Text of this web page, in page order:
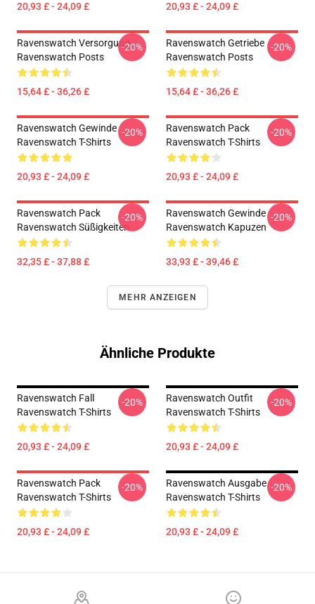
20,93 £ - 24,09 £ 20,93 £ - 24,09 £
Ravenswatch Versorgung
Ravenswatch Posts
15,64 £ - 36,26 £
-20%
Ravenswatch Getriebe
Ravenswatch Posts
15,64 £ - 36,26 £
-20%
Ravenswatch Gewinde
Ravenswatch T-Shirts
20,93 £ - 24,09 £
-20%
Ravenswatch Pack
Ravenswatch T-Shirts
20,93 £ - 24,09 £
-20%
Ravenswatch Pack
Ravenswatch Süßigkeiten
32,35 £ - 37,88 £
-20%
Ravenswatch Gewinde
Ravenswatch Kapuzen
33,93 £ - 39,46 £
-20%
MEHR ANZEIGEN
Ähnliche Produkte
Ravenswatch Fall
Ravenswatch T-Shirts
20,93 £ - 24,09 £
-20%
Ravenswatch Outfit
Ravenswatch T-Shirts
20,93 £ - 24,09 £
-20%
Ravenswatch Pack
Ravenswatch T-Shirts
20,93 £ - 24,09 £
-20%
Ravenswatch Ausgabe
Ravenswatch T-Shirts
20,93 £ - 24,09 £
-20%